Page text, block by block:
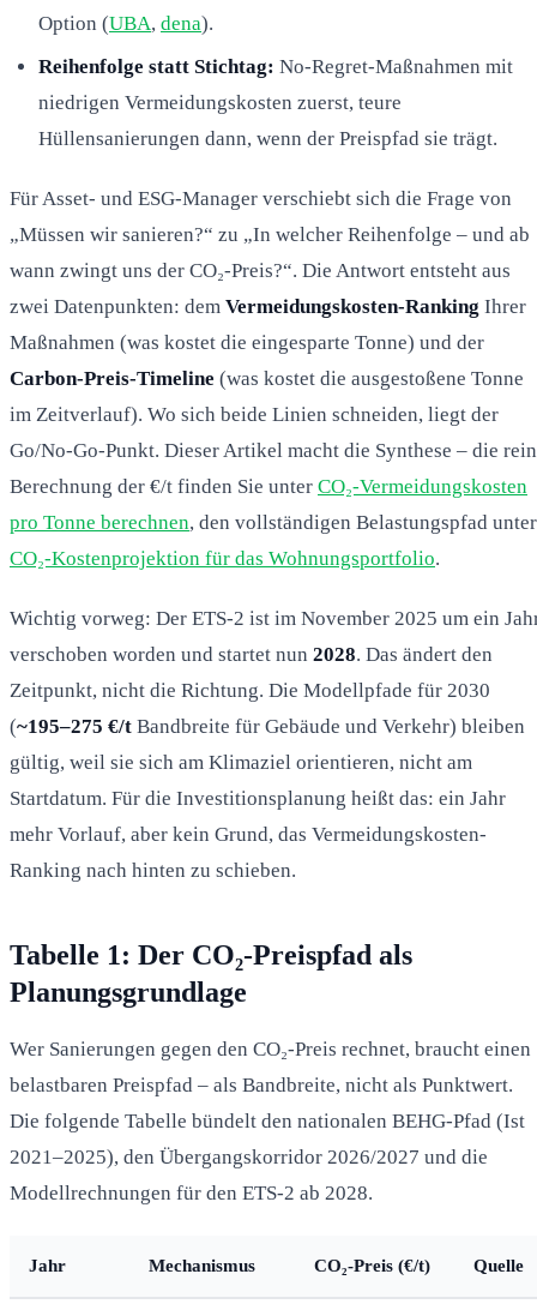
Option (UBA, dena).
Reihenfolge statt Stichtag: No-Regret-Maßnahmen mit
niedrigen Vermeidungskosten zuerst, teure
Hüllensanierungen dann, wenn der Preispfad sie trägt.
Für Asset- und ESG-Manager verschiebt sich die Frage von
„Müssen wir sanieren?“ zu „In welcher Reihenfolge – und ab
wann zwingt uns der CO₂-Preis?“. Die Antwort entsteht aus
zwei Datenpunkten: dem Vermeidungskosten-Ranking Ihrer
Maßnahmen (was kostet die eingesparte Tonne) und der
Carbon-Preis-Timeline (was kostet die ausgestoßene Tonne
im Zeitverlauf). Wo sich beide Linien schneiden, liegt der
Go/No-Go-Punkt. Dieser Artikel macht die Synthese – die
Berechnung der €/t finden Sie unter CO₂-Vermeidungskosten
pro Tonne berechnen, den vollständigen Belastungspfad unter
CO₂-Kostenprojektion für das Wohnungsportfolio.
Wichtig vorweg: Der ETS-2 ist im November 2025 um ein
verschoben worden und startet nun 2028. Das ändert den
Zeitpunkt, nicht die Richtung. Die Modellpfade für 2030
(~195–275 €/t Bandbreite für Gebäude und Verkehr) bleiben
gültig, weil sie sich am Klimaziel orientieren, nicht am
Startdatum. Für die Investitionsplanung heißt das: ein Jahr
mehr Vorlauf, aber kein Grund, das Vermeidungskosten-
Ranking nach hinten zu schieben.
Tabelle 1: Der CO₂-Preispfad als
Planungsgrundlage
Wer Sanierungen gegen den CO₂-Preis rechnet, braucht einen
belastbaren Preispfad – als Bandbreite, nicht als Punktwert.
Die folgende Tabelle bündelt den nationalen BEHG-Pfad (Ist
2021–2025), den Übergangskorridor 2026/2027 und die
Modellrechnungen für den ETS-2 ab 2028.
Jahr Mechanismus CO₂-Preis (€/t) Quelle